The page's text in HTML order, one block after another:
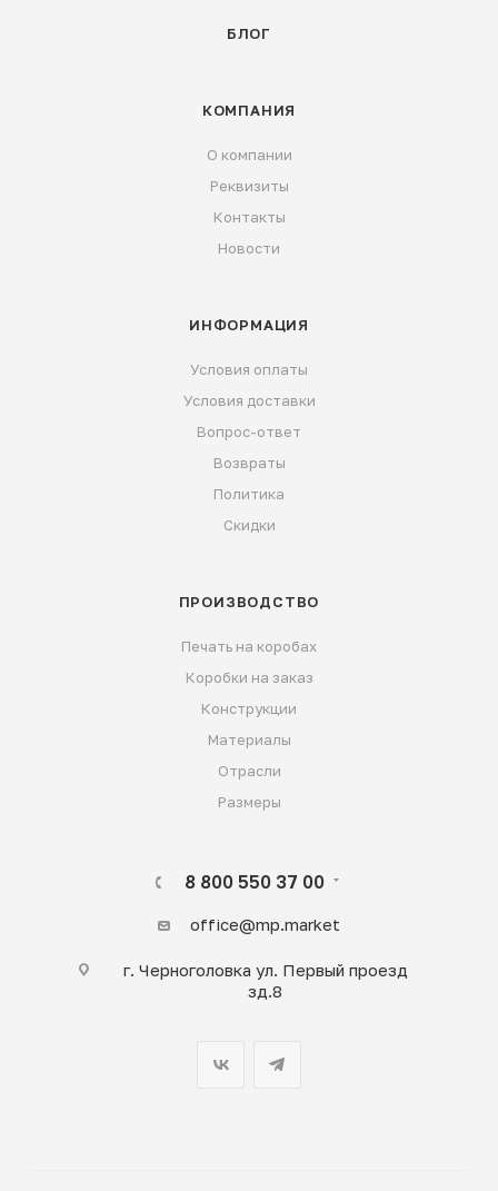
БЛОГ
КОМПАНИЯ
О компании
Реквизиты
Контакты
Новости
ИНФОРМАЦИЯ
Условия оплаты
Условия доставки
Вопрос-ответ
Возвраты
Политика
Скидки
ПРОИЗВОДСТВО
Печать на коробах
Коробки на заказ
Конструкции
Материалы
Отрасли
Размеры
8 800 550 37 00
office@mp.market
г. Черноголовка ул. Первый проезд
зд.8